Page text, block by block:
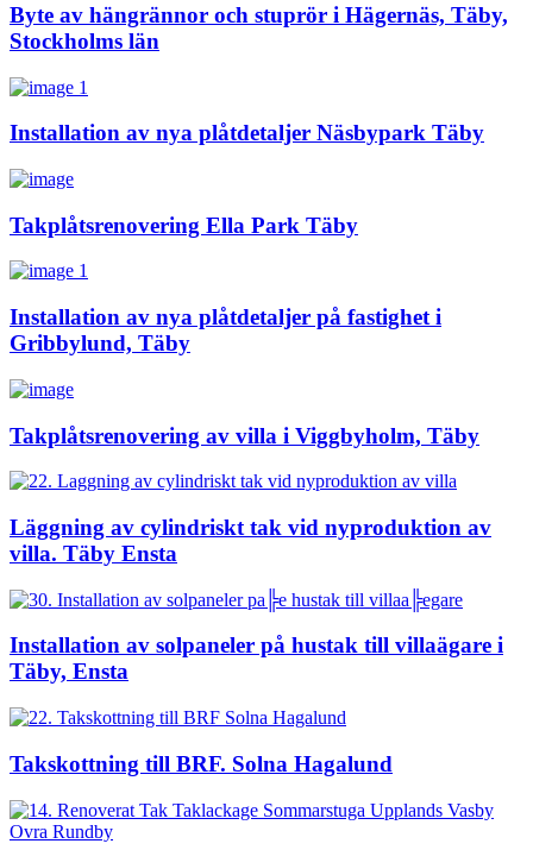
Byte av hängrännor och stuprör i Hägernäs, Täby,
Stockholms län
Installation av nya plåtdetaljer Näsbypark Täby
Takplåtsrenovering Ella Park Täby
Installation av nya plåtdetaljer på fastighet i
Gribbylund, Täby
Takplåtsrenovering av villa i Viggbyholm, Täby
Läggning av cylindriskt tak vid nyproduktion av
villa. Täby Ensta
Installation av solpaneler på hustak till villaägare i
Täby, Ensta
Takskottning till BRF. Solna Hagalund